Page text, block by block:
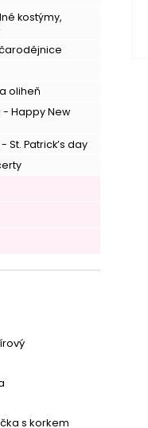
kostýmy,
oliheň
Happy New
St. Patrick’s day
s korkem